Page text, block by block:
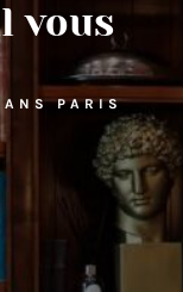
vous
PARIS